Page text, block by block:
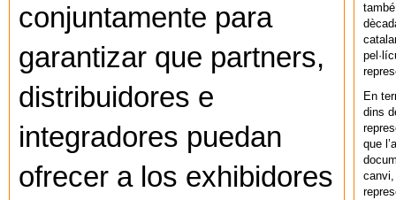
conjuntamente para
garantizar que partners,
distribuidores e
integradores puedan
ofrecer a los exhibidores
En
dins
que
canvi,